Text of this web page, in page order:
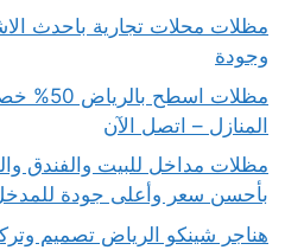
مظلات محلات تجارية باحدث
وجودة
مظلات
المنازل – اتصل الآن
مظلات مداخل للبيت والفندق
بأحسن سعر وأعلى جودة
هناجر شينكو الرياض تصميم